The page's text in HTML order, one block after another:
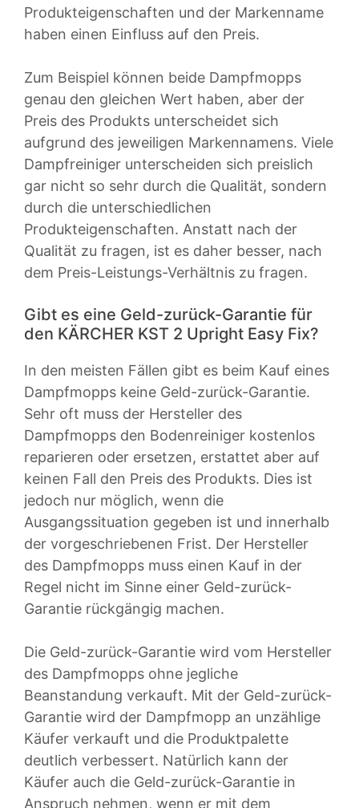
Produkteigenschaften und der Markenname
haben einen Einfluss auf den Preis.
Zum Beispiel können beide Dampfmopps
genau den gleichen Wert haben, aber der
Preis des Produkts unterscheidet sich
aufgrund des jeweiligen Markennamens. Viele
Dampfreiniger unterscheiden sich preislich
gar nicht so sehr durch die Qualität, sondern
durch die unterschiedlichen
Produkteigenschaften. Anstatt nach der
Qualität zu fragen, ist es daher besser, nach
dem Preis-Leistungs-Verhältnis zu fragen.
Gibt es eine Geld-zurück-Garantie für
den KÄRCHER KST 2 Upright Easy Fix?
In den meisten Fällen gibt es beim Kauf eines
Dampfmopps keine Geld-zurück-Garantie.
Sehr oft muss der Hersteller des
Dampfmopps den Bodenreiniger kostenlos
reparieren oder ersetzen, erstattet aber auf
keinen Fall den Preis des Produkts. Dies ist
jedoch nur möglich, wenn die
Ausgangssituation gegeben ist und innerhalb
der vorgeschriebenen Frist. Der Hersteller
des Dampfmopps muss einen Kauf in der
Regel nicht im Sinne einer Geld-zurück-
Garantie rückgängig machen.
Die Geld-zurück-Garantie wird vom Hersteller
des Dampfmopps ohne jegliche
Beanstandung verkauft. Mit der Geld-zurück-
Garantie wird der Dampfmopp an unzählige
Käufer verkauft und die Produktpalette
deutlich verbessert. Natürlich kann der
Käufer auch die Geld-zurück-Garantie in
Anspruch nehmen, wenn er mit dem